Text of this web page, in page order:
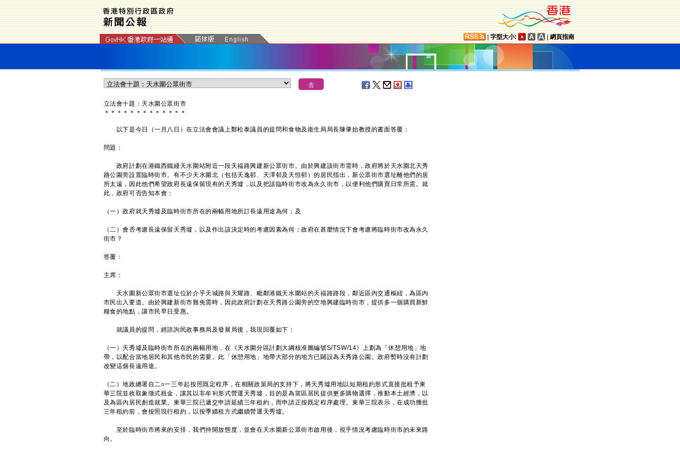
字型大小: 網頁指南
立法會十題：天水圍公眾街市
＊ ＊ ＊ ＊ ＊ ＊ ＊ ＊ ＊ ＊ ＊ ＊ ＊
以下是今日（一月八日）在立法會會議上鄭松泰議員的提問和食物及衞生局局長陳肇始教授的書面答覆：
問題：
政府計劃在港鐵西鐵綫天水圍站附近一段天福路興建新公眾街市。由於興建該街市需時，政府將於天水圍北天秀
路公園旁設置臨時街市。有不少天水圍北（包括天逸邨、天澤邨及天恒邨）的居民指出，新公眾街市選址離他們的居
所太遠，因此他們希望政府長遠保留現有的天秀墟，以及把該臨時街市改為永久街市，以便利他們購買日常所需。就
此，政府可否告知本會：
（一）政府就天秀墟及臨時街市所在的兩幅用地所訂長遠用途為何；及
（二）會否考慮長遠保留天秀墟，以及作出該決定時的考慮因素為何；政府在甚麼情況下會考慮將臨時街市改為永久
街市？
答覆：
主席：
天水圍新公眾街市選址位於介乎天城路與天耀路、毗鄰港鐵天水圍站的天福路路段，鄰近區內交通樞紐，為區內
市民出入要道。由於興建新街市難免需時，因此政府計劃在天秀路公園旁的空地興建臨時街市，提供多一個購買新鮮
糧食的地點，讓市民早日受惠。
就議員的提問，經諮詢民政事務局及發展局後，我現回覆如下：
（一）天秀墟及臨時街市所在的兩幅用地，在《天水圍分區計劃大綱核准圖編號S/TSW/14》上劃為「休憩用地」地
帶，以配合當地居民和其他市民的需要。此「休憩用地」地帶大部分的地方已闢設為天秀路公園。政府暫時沒有計劃
改變這個長遠用途。
（二）地政總署自二○一三年起按照既定程序，在相關政策局的支持下，將天秀墟用地以短期租約形式直接批租予東
華三院並收取象徵式租金，讓其以非牟利形式營運天秀墟，目的是為當區居民提供更多購物選擇，推動本土經濟，以
及為區內居民創造就業。東華三院已遞交申請延續三年租約，而申請正按既定程序處理。東華三院表示，在成功獲批
三年租約前，會按照現行租約，以按季續租方式繼續營運天秀墟。
至於臨時街市將來的安排，我們持開放態度，並會在天水圍新公眾街市啟用後，視乎情況考慮臨時街市的未來路
向。